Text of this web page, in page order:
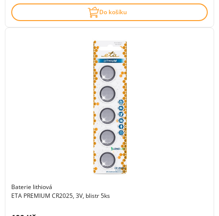
Do košíku
Baterie lithiová
ETA PREMIUM CR2025, 3V, blistr 5ks